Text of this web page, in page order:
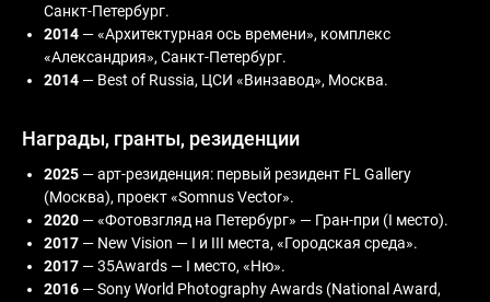
Санкт-Петербург.
2014 — «Архитектурная ось времени», комплекс
«Александрия», Санкт-Петербург.
2014 — Best of Russia, ЦСИ «Винзавод», Москва.
Награды, гранты, резиденции
2025 — арт-резиденция: первый резидент FL Gallery
(Москва), проект «Somnus Vector».
2020 — «Фотовзгляд на Петербург» — Гран-при (I место).
2017 — New Vision — I и III места, «Городская среда».
2017 — 35Awards — I место, «Ню».
2016 — Sony World Photography Awards (National Award,